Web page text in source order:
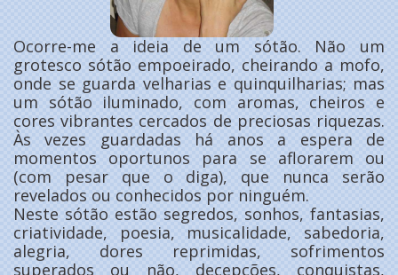
Ocorre-me a ideia de um sótão. Não um
grotesco sótão empoeirado, cheirando a mofo,
onde se guarda velharias e quinquilharias; mas
um sótão iluminado, com aromas, cheiros e
cores vibrantes cercados de preciosas riquezas.
Às vezes guardadas há anos a espera de
momentos oportunos para se aflorarem ou
(com pesar que o diga), que nunca serão
revelados ou conhecidos por ninguém.
Neste sótão estão segredos, sonhos, fantasias,
criatividade, poesia, musicalidade, sabedoria,
alegria, dores reprimidas, sofrimentos
superados ou não, decepções, conquistas,